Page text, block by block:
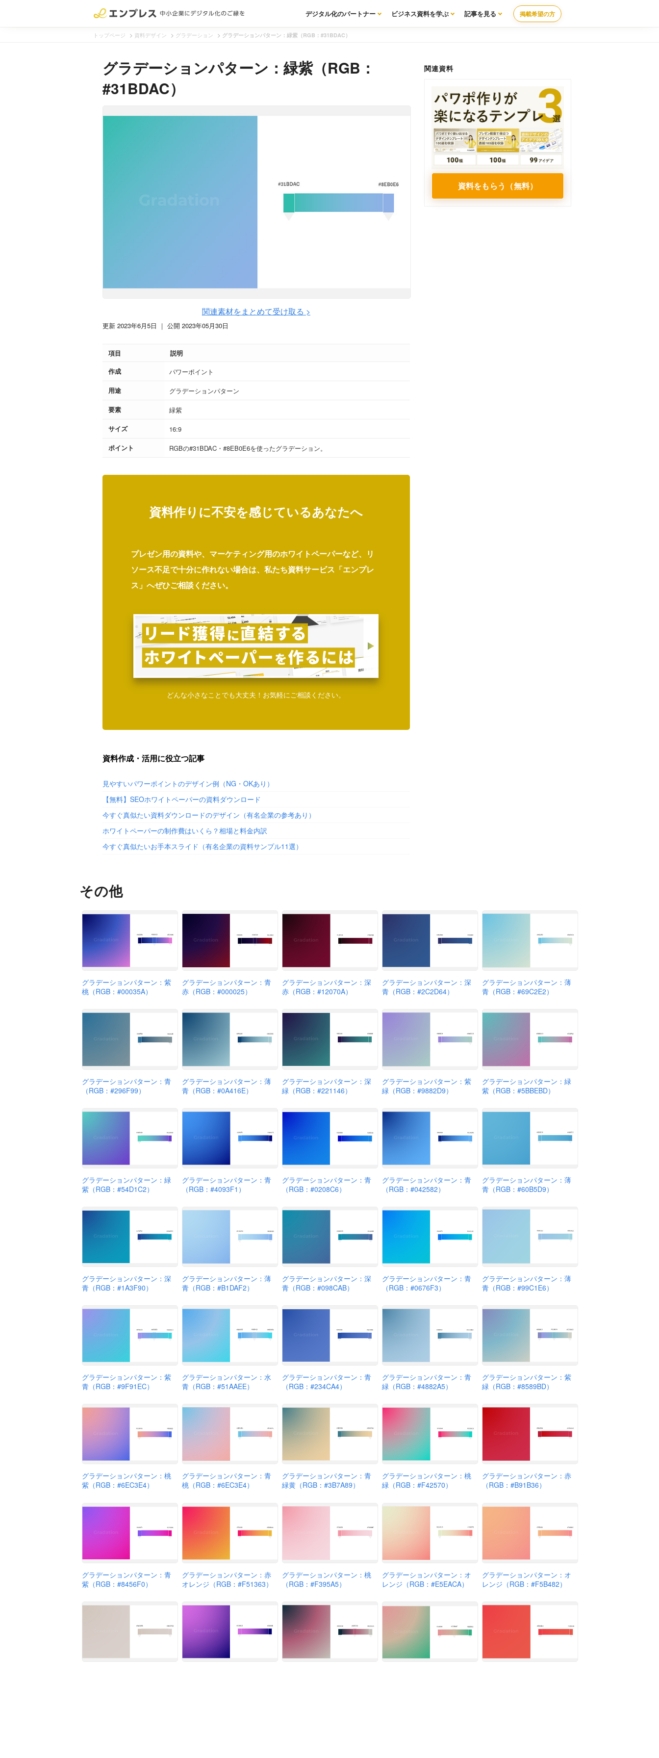
掲載希望の方
デジタル化のパートナー ビジネス資料を学ぶ 記事を見る
トップページ > 資料デザイン > グラデーション > グラデーションパターン：緑紫（RGB：#31BDAC）
グラデーションパターン：緑紫（RGB：
#31BDAC）
関連素材をまとめて受け取る >
更新 2023年6月5日 ｜ 公開 2023年05月30日
項目
説明
作成
パワーポイント
用途
グラデーションパターン
要素
緑紫
サイズ
16:9
ポイント
RGBの#31BDAC・#8EB0E6を使ったグラデーション。
資料作りに不安を感じているあなたへ
プレゼン用の資料や、マーケティング用のホワイトペーパーなど、リ
ソース不足で十分に作れない場合は、私たち資料サービス「エンプレ
ス」へぜひご相談ください。
どんな小さなことでも大丈夫！お気軽にご相談ください。
資料作成・活用に役立つ記事
見やすいパワーポイントのデザイン例（NG・OKあり）
【無料】SEOホワイトペーパーの資料ダウンロード
今すぐ真似たい資料ダウンロードのデザイン（有名企業の参考あり）
ホワイトペーパーの制作費はいくら？相場と料金内訳
今すぐ真似たいお手本スライド（有名企業の資料サンプル11選）
関連資料
資料をもらう（無料）
その他
グラデーションパターン：紫
桃（RGB：#00035A）
グラデーションパターン：青
赤（RGB：#000025）
グラデーションパターン：深
赤（RGB：#12070A）
グラデーションパターン：深
青（RGB：#2C2D64）
グラデーションパターン：薄
青（RGB：#69C2E2）
グラデーションパターン：青
（RGB：#296F99）
グラデーションパターン：薄
青（RGB：#0A416E）
グラデーションパターン：深
緑（RGB：#221146）
グラデーションパターン：紫
緑（RGB：#9882D9）
グラデーションパターン：緑
紫（RGB：#5BBEBD）
グラデーションパターン：緑
紫（RGB：#54D1C2）
グラデーションパターン：青
（RGB：#4093F1）
グラデーションパターン：青
（RGB：#0208C6）
グラデーションパターン：青
（RGB：#042582）
グラデーションパターン：薄
青（RGB：#60B5D9）
グラデーションパターン：深
青（RGB：#1A3F90）
グラデーションパターン：薄
青（RGB：#B1DAF2）
グラデーションパターン：深
青（RGB：#098CAB）
グラデーションパターン：青
（RGB：#0676F3）
グラデーションパターン：薄
青（RGB：#99C1E6）
グラデーションパターン：紫
青（RGB：#9F91EC）
グラデーションパターン：水
青（RGB：#51AAEE）
グラデーションパターン：青
（RGB：#234CA4）
グラデーションパターン：青
緑（RGB：#4882A5）
グラデーションパターン：紫
緑（RGB：#8589BD）
グラデーションパターン：桃
紫（RGB：#6EC3E4）
グラデーションパターン：青
桃（RGB：#6EC3E4）
グラデーションパターン：青
緑黄（RGB：#3B7A89）
グラデーションパターン：桃
緑（RGB：#F42570）
グラデーションパターン：赤
（RGB：#B91B36）
グラデーションパターン：青
紫（RGB：#8456F0）
グラデーションパターン：赤
オレンジ（RGB：#F51363）
グラデーションパターン：桃
（RGB：#F395A5）
グラデーションパターン：オ
レンジ（RGB：#E5EACA）
グラデーションパターン：オ
レンジ（RGB：#F5B482）